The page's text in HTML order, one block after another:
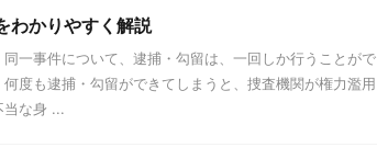
わかりやすく解説
一事件について、逮捕・勾留は、一回しか行うことがで
度も逮捕・勾留ができてしまうと、捜査機関が権力濫用
当な身 ...